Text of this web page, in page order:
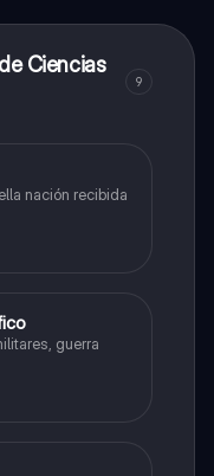
Ciencias
9
nación recibida
guerra